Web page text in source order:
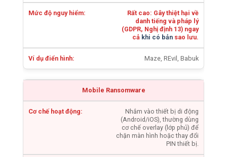
Rất cao: Gây thiệt hại về
danh tiếng và pháp lý
(GDPR, Nghị định 13) ngay
cả khi có bản sao lưu.
Maze, REvil, Babuk
Mobile Ransomware
Nhắm vào thiết bị di động
(Android/iOS), thường dùng
cơ chế overlay (lớp phủ) để
chặn màn hình hoặc thay đổi
PIN thiết bị.